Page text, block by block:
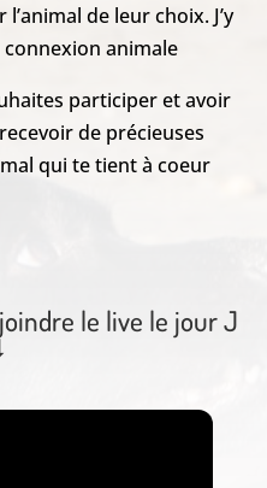
de leur choix. J’y
animale
participer et avoir
de précieuses
qui te tient à coeur
le live le jour J